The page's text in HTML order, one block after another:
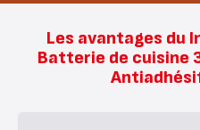
Les avantages du
Batterie de cuisine